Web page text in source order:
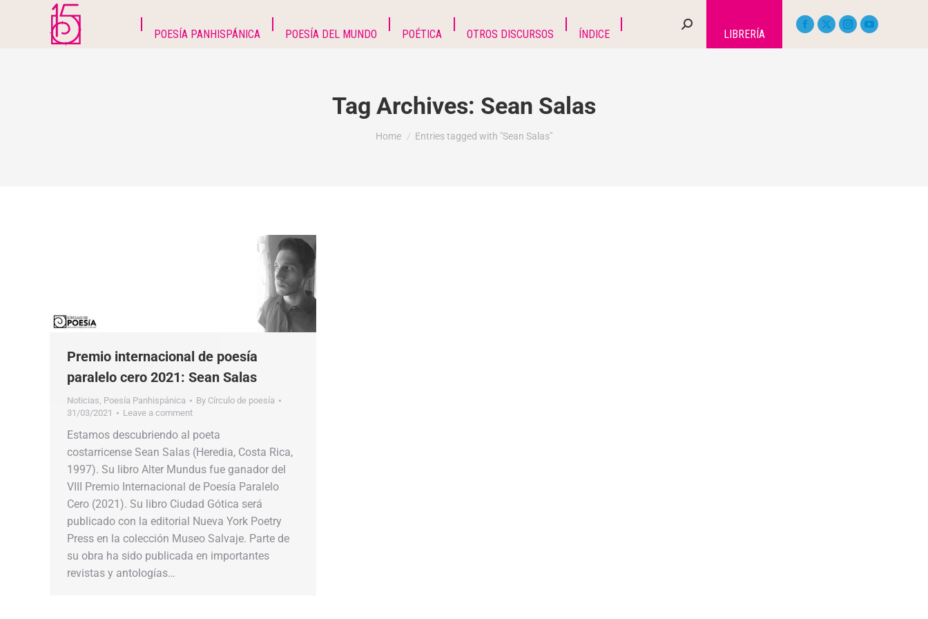
POESÍA PANHISPÁNICA POESÍA DEL MUNDO POÉTICA OTROS DISCURSOS ÍNDICE LIBRERÍA
Tag Archives: Sean Salas
You are here:
Home Entries tagged with "Sean Salas"
Premio internacional de poesía
paralelo cero 2021: Sean Salas
Noticias Poesía Panhispánica By Círculo de poesía
31/03/2021
Leave a comment
Estamos descubriendo al poeta
costarricense Sean Salas (Heredia, Costa Rica,
1997). Su libro Alter Mundus fue ganador del
VIII Premio Internacional de Poesía Paralelo
Cero (2021). Su libro Ciudad Gótica será
publicado con la editorial Nueva York Poetry
Press en la colección Museo Salvaje. Parte de
su obra ha sido publicada en importantes
revistas y antologías…